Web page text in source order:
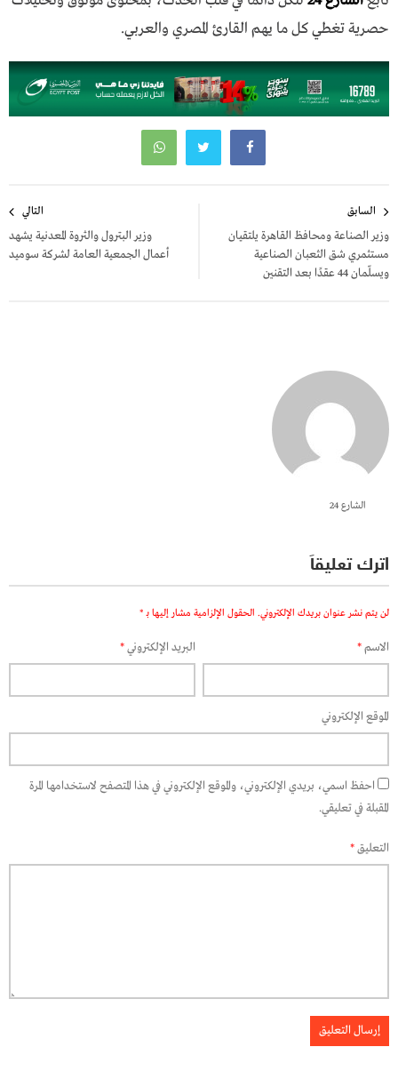
حصرية تغطي كل ما يهم القارئ المصري والعربي.
المقالات
السابق
وزير الصناعة ومحافظ القاهرة يلتقيان
مستثمري شق الثعبان الصناعية
ويسلّمان 44 عقدًا بعد التقنين
التالي
وزير البترول والثروة المعدنية يشهد
أعمال الجمعية العامة لشركة سوميد
الشارع 24
اترك تعليقاً
لن يتم نشر عنوان بريدك الإلكتروني. الحقول الإلزامية مشار إليها بـ *
الاسم* البريد الإلكتروني*
الموقع الإلكتروني
احفظ اسمي، بريدي الإلكتروني، والموقع الإلكتروني في هذا المتصفح لاستخدامها المرة
المقبلة في تعليقي.
التعليق*